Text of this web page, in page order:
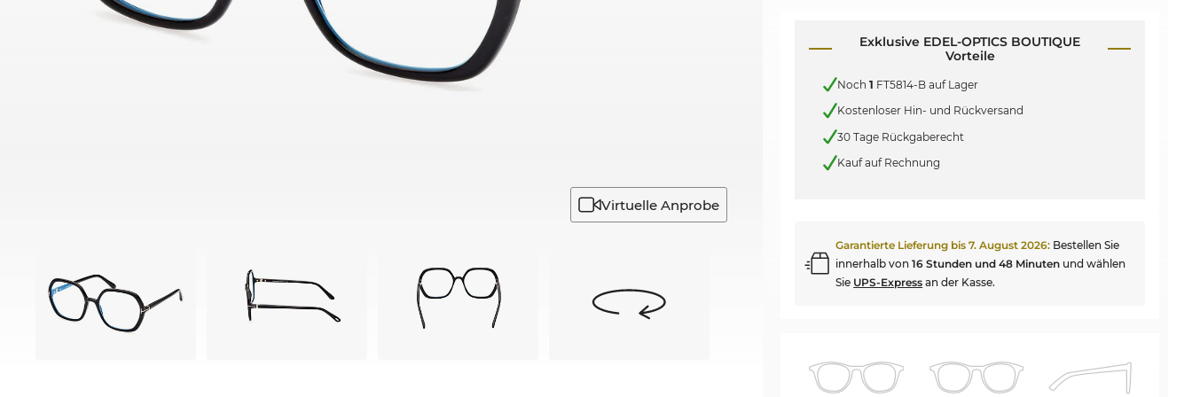
Virtuelle Anprobe
Exklusive EDEL-OPTICS BOUTIQUE
Vorteile
Noch1 FT5814-B auf Lager
Kostenloser Hin- und Rückversand
30 Tage Rückgaberecht
Kauf auf Rechnung
Garantierte Lieferung bis7. August 2026: Bestellen Sie
innerhalb von16 Stunden und 48 Minuten und wählen
Sie UPS-Express an der Kasse.